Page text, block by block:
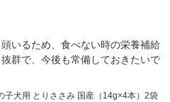
いるため、食べない時の栄養補給
群で、今後も常備しておきたいで
子犬用 とりささみ 国産（14g×4本）2袋